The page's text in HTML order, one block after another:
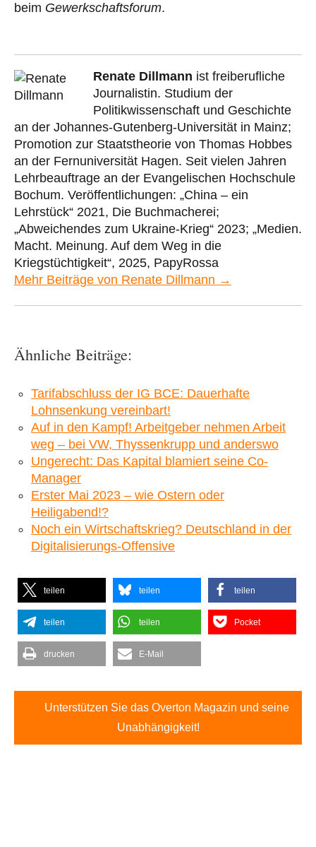
beim Gewerkschaftsforum.
Renate Dillmann ist freiberufliche
Journalistin. Studium der
Politikwissenschaft und Geschichte
an der Johannes-Gutenberg-Universität in Mainz;
Promotion zur Staatstheorie von Thomas Hobbes
an der Fernuniversität Hagen. Seit vielen Jahren
Lehrbeauftrage an der Evangelischen Hochschule
Bochum. Veröffentlichungen: „China – ein
Lehrstück“ 2021, Die Buchmacherei;
„Abweichendes zum Ukraine-Krieg“ 2023; „Medien.
Macht. Meinung. Auf dem Weg in die
Kriegstüchtigkeit“, 2025, PapyRossa
Mehr Beiträge von Renate Dillmann →
Ähnliche Beiträge:
Tarifabschluss der IG BCE: Dauerhafte
Lohnsenkung vereinbart!
Auf in den Kampf! Arbeitgeber nehmen Arbeit
weg – bei VW, Thyssenkrupp und anderswo
Ungerecht: Das Kapital blamiert seine Co-
Manager
Erster Mai 2023 – wie Ostern oder
Heiligabend!?
Noch ein Wirtschaftskrieg? Deutschland in der
Digitalisierungs-Offensive
teilen teilen teilen
teilen teilen Pocket
drucken E-Mail
Unterstützen Sie das Overton Magazin und seine
Unabhängigkeit!